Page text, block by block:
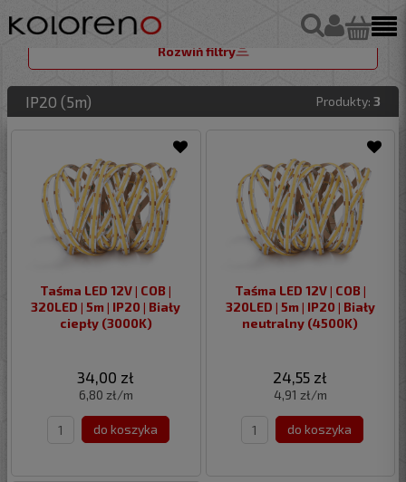
Rozwiń filtry
IP20 (5m) Produkty: 3
Taśma LED 12V | COB |
320LED | 5m | IP20 | Biały
ciepły (3000K)
34,00 zł
6,80 zł/m
do koszyka
Taśma LED 12V | COB |
320LED | 5m | IP20 | Biały
neutralny (4500K)
24,55 zł
4,91 zł/m
do koszyka